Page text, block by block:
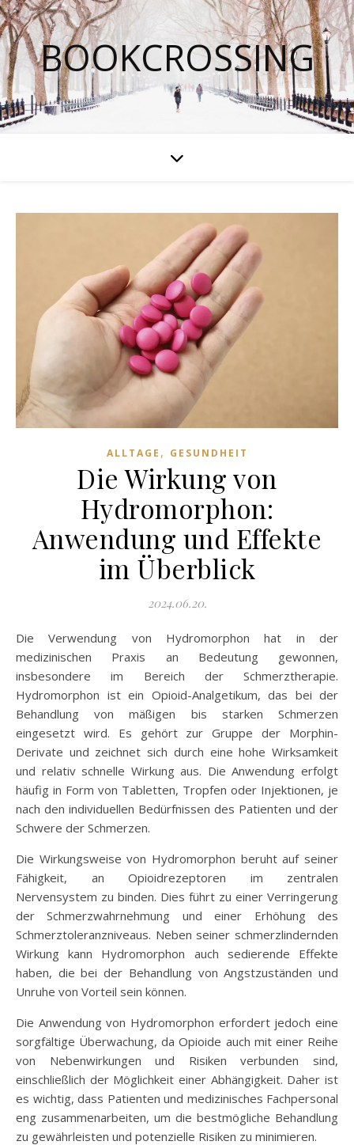
BOOKCROSSING
ALLTAGE , GESUNDHEIT
Die Wirkung von
Hydromorphon:
Anwendung und Effekte
im Überblick
2024.06.20.
Die Verwendung von Hydromorphon hat in der
medizinischen Praxis an Bedeutung gewonnen,
insbesondere im Bereich der Schmerztherapie.
Hydromorphon ist ein Opioid-Analgetikum, das bei der
Behandlung von mäßigen bis starken Schmerzen
eingesetzt wird. Es gehört zur Gruppe der Morphin-
Derivate und zeichnet sich durch eine hohe Wirksamkeit
und relativ schnelle Wirkung aus. Die Anwendung erfolgt
häufig in Form von Tabletten, Tropfen oder Injektionen, je
nach den individuellen Bedürfnissen des Patienten und der
Schwere der Schmerzen.
Die Wirkungsweise von Hydromorphon beruht auf seiner
Fähigkeit, an Opioidrezeptoren im zentralen
Nervensystem zu binden. Dies führt zu einer Verringerung
der Schmerzwahrnehmung und einer Erhöhung des
Schmerztoleranzniveaus. Neben seiner schmerzlindernden
Wirkung kann Hydromorphon auch sedierende Effekte
haben, die bei der Behandlung von Angstzuständen und
Unruhe von Vorteil sein können.
Die Anwendung von Hydromorphon erfordert jedoch eine
sorgfältige Überwachung, da Opioide auch mit einer Reihe
von Nebenwirkungen und Risiken verbunden sind,
einschließlich der Möglichkeit einer Abhängigkeit. Daher ist
es wichtig, dass Patienten und medizinisches Fachpersonal
eng zusammenarbeiten, um die bestmögliche Behandlung
zu gewährleisten und potenzielle Risiken zu minimieren.